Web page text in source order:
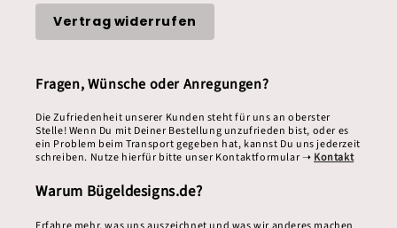
Vertrag widerrufen
Fragen, Wünsche oder Anregungen?
Die Zufriedenheit unserer Kunden steht für uns an oberster
Stelle! Wenn Du mit Deiner Bestellung unzufrieden bist, oder es
ein Problem beim Transport gegeben hat, kannst Du uns jederzeit
schreiben. Nutze hierfür bitte unser Kontaktformular ➝ Kontakt
Warum Bügeldesigns.de?